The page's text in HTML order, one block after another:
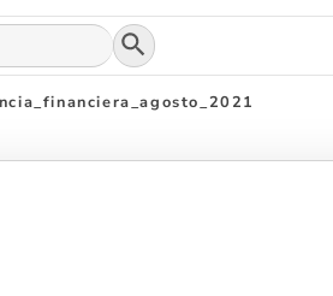
Botón de búsqueda